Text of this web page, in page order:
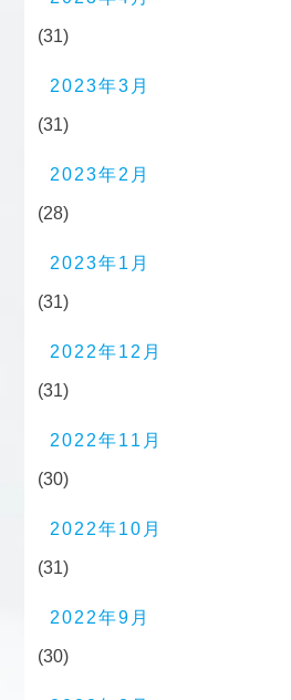
(31)
2023年3月
(31)
2023年2月
(28)
2023年1月
(31)
2022年12月
(31)
2022年11月
(30)
2022年10月
(31)
2022年9月
(30)